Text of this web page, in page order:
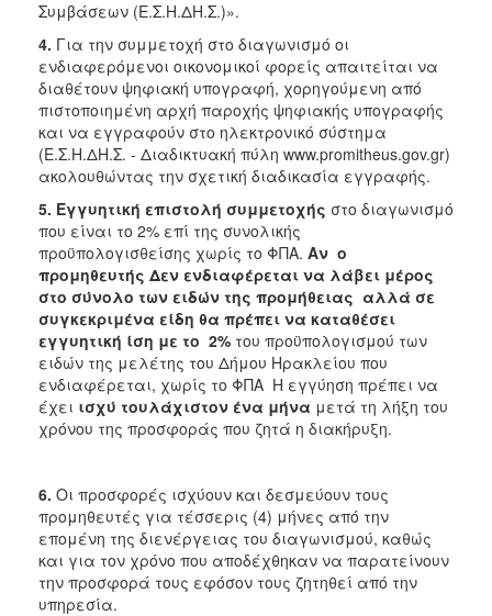
Συμβάσεων (Ε.Σ.Η.ΔΗ.Σ.)».
4. Για την συμμετοχή στο διαγωνισμό οι
ενδιαφερόμενοι οικονομικοί φορείς απαιτείται να
διαθέτουν ψηφιακή υπογραφή, χορηγούμενη από
πιστοποιημένη αρχή παροχής ψηφιακής υπογραφής
και να εγγραφούν στο ηλεκτρονικό σύστημα
(Ε.Σ.Η.ΔΗ.Σ. - Διαδικτυακή πύλη www.promitheus.gov.gr)
ακολουθώντας την σχετική διαδικασία εγγραφής.
5. Εγγυητική επιστολή συμμετοχής στο διαγωνισμό
που είναι το 2% επί της συνολικής
προϋπολογισθείσης χωρίς το ΦΠΑ. Αν ο
προμηθευτής Δεν ενδιαφέρεται να λάβει μέρος
στο σύνολο των ειδών της προμήθειας αλλά σε
συγκεκριμένα είδη θα πρέπει να καταθέσει
εγγυητική ίση με το 2% του προϋπολογισμού των
ειδών της μελέτης του Δήμου Ηρακλείου που
ενδιαφέρεται, χωρίς το ΦΠΑ Η εγγύηση πρέπει να
έχει ισχύ τουλάχιστον ένα μήνα μετά τη λήξη του
χρόνου της προσφοράς που ζητά η διακήρυξη.
6. Οι προσφορές ισχύουν και δεσμεύουν τους
προμηθευτές για τέσσερις (4) μήνες από την
επομένη της διενέργειας του διαγωνισμού, καθώς
και για τον χρόνο που αποδέχθηκαν να παρατείνουν
την προσφορά τους εφόσον τους ζητηθεί από την
υπηρεσία.